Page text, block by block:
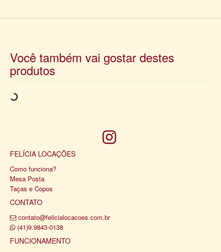
Você também vai gostar destes
produtos
FELÍCIA LOCAÇÕES
Como funciona?
Mesa Posta
Taças e Copos
CONTATO
contato@felicialocacoes.com.br
(41)9.9843-0138
FUNCIONAMENTO